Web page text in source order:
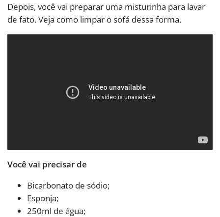
Depois, você vai preparar uma misturinha para lavar
de fato. Veja como limpar o sofá dessa forma.
Você vai precisar de
Bicarbonato de sódio;
Esponja;
250ml de água;